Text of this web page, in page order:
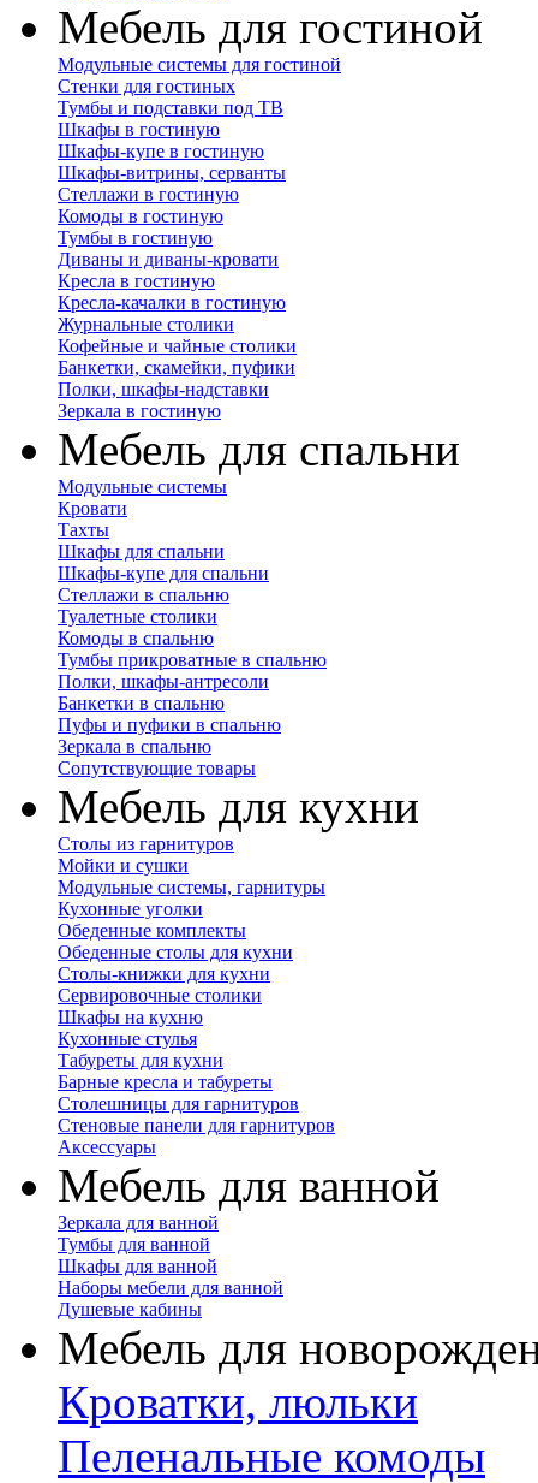
Мебель для гостиной
Модульные системы для гостиной
Стенки для гостиных
Тумбы и подставки под ТВ
Шкафы в гостиную
Шкафы-купе в гостиную
Шкафы-витрины, серванты
Стеллажи в гостиную
Комоды в гостиную
Тумбы в гостиную
Диваны и диваны-кровати
Кресла в гостиную
Кресла-качалки в гостиную
Журнальные столики
Кофейные и чайные столики
Банкетки, скамейки, пуфики
Полки, шкафы-надставки
Зеркала в гостиную
Мебель для спальни
Модульные системы
Кровати
Тахты
Шкафы для спальни
Шкафы-купе для спальни
Стеллажи в спальню
Туалетные столики
Комоды в спальню
Тумбы прикроватные в спальню
Полки, шкафы-антресоли
Банкетки в спальню
Пуфы и пуфики в спальню
Зеркала в спальню
Сопутствующие товары
Мебель для кухни
Столы из гарнитуров
Мойки и сушки
Модульные системы, гарнитуры
Кухонные уголки
Обеденные комплекты
Обеденные столы для кухни
Столы-книжки для кухни
Сервировочные столики
Шкафы на кухню
Кухонные стулья
Табуреты для кухни
Барные кресла и табуреты
Столешницы для гарнитуров
Стеновые панели для гарнитуров
Аксессуары
Мебель для ванной
Зеркала для ванной
Тумбы для ванной
Шкафы для ванной
Наборы мебели для ванной
Душевые кабины
Мебель для
Кроватки, люльки
Пеленальные комоды